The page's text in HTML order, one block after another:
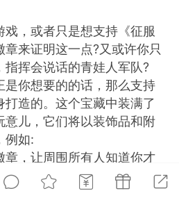
黑凤梨
户查看
，或者只是想支持《征服
来证明这一点?又或许你只
挥会说话的青娃人军队?
是你想要的的话，那么支持
造的。这个宝藏中装满了
意儿，它们将以装饰品和附
例如:
章，让周围所有人知道你才
一身的人【*】每场游戏中将
你的第一个行使者英雄单位